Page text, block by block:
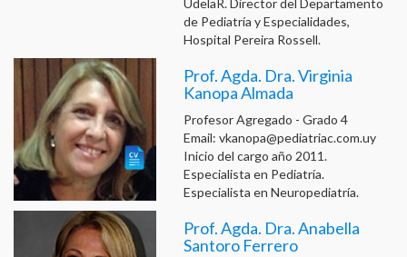
UdelaR. Director del Departamento
de Pediatría y Especialidades,
Hospital Pereira Rossell.
Prof. Agda. Dra. Virginia
Kanopa Almada
Profesor Agregado - Grado 4
Email: vkanopa@pediatriac.com.uy
Inicio del cargo año 2011.
Especialista en Pediatría.
Especialista en Neuropediatría.
Prof. Agda. Dra. Anabella
Santoro Ferrero